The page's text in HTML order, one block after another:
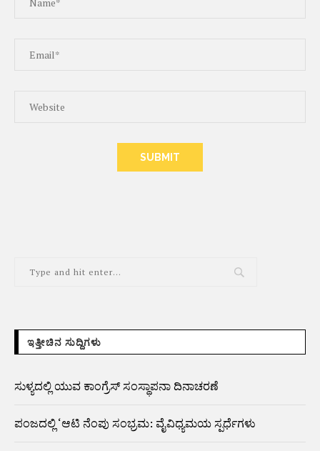
ಇತ್ತೀಚಿನ ಸುದ್ದಿಗಳು
ಸುಳ್ಯದಲ್ಲಿ ಯುವ ಕಾಂಗ್ರೆಸ್ ಸಂಸ್ಥಾಪನಾ ದಿನಾಚರಣೆ
ಪಂಜದಲ್ಲಿ ‘ಆಟಿ ನೆಂಪು ಸಂಭ್ರಮ: ವೈವಿಧ್ಯಮಯ ಸ್ಪರ್ಧೆಗಳು